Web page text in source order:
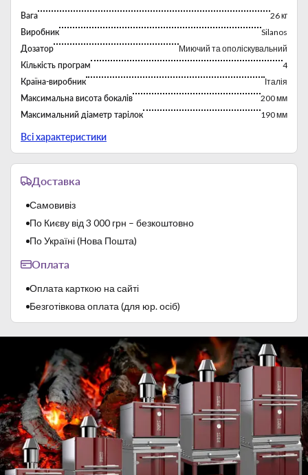
тепловиділення.
Обладнаний аварійним вимикачем дверей.
Посуд для миття розміщується у спеціальній касеті
350х350 мм.
Миття здійснюється із застосуванням миючого
засобу при температурі води 55°С, ополіскування — із
застосуванням ополіскувача при температурі води
Вага
26 кг
Виробник
Silanos
Дозатор
Миючий та ополіскувальний
Кількість програм
4
Країна-виробник
Італія
Максимальна висота бокалів
200 мм
Максимальний діаметр тарілок
190 мм
Напруга
Потужність
2,77 кВт
Продуктивність
Тип управління
Час миття
Всі характеристики
Доставка
Самовивіз
По Києву від 3 000 грн – безкоштовно
По Україні (Нова Пошта)
Оплата
Оплата карткою на сайті
Безготівкова оплата (для юр. осіб)